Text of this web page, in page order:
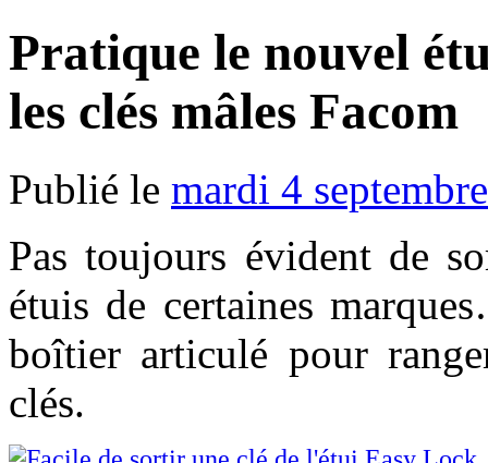
Pratique le nouvel
les clés mâles Facom
Publié le mardi 4
Pas toujours évident de
étuis de certaines
boîtier articulé pour
clés.